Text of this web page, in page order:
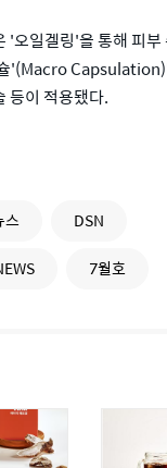
'오일겔링'을 통해 피부
'(Macro
등이 적용됐다.
스
DSN
7월호